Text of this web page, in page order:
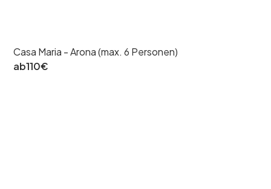
Casa Maria - Arona (max. 6 Personen)
ab110€